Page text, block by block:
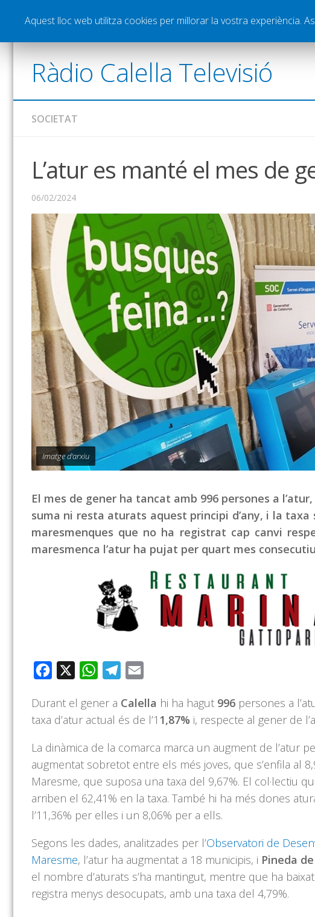
Notícies Esports Pòdcasts Vídeos Graella
Ràdio Calella Televisió
SOCIETAT
L’atur es manté el mes de
06/02/2024
Imatge d'arxiu
El mes de gener ha tancat amb 996 persones a
suma ni resta aturats aquest principi d’any, i la taxa
maresmenques que no ha registrat cap canvi
maresmenca l’atur ha pujat per quart mes
Facebook WhatsAppTelegram
Durant el gener a Calella hi ha hagut 996 persones a
taxa d’atur actual és de l’1 1,87% i, respecte al gener de
La dinàmica de la comarca marca un augment de l’atur
augmentat sobretot entre els més joves, que s’enfila al
Maresme, que suposa una taxa del 9,67%. El col·lectiu
arriben el 62,41% en la taxa. També hi ha més dones
l’11,36% per elles i un 8,06% per a ells.
Segons les dades, analitzades per l’Observatori de
Maresme, l’atur ha augmentat a 18 municipis, i Pineda
el nombre d’aturats s’ha mantingut, mentre que ha
registra menys desocupats, amb una taxa del 4,79%.
Aquest lloc web utilitza cookies per millorar la vostra experiència.